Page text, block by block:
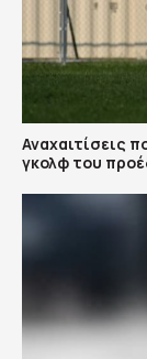
Αναχαιτίσεις
γκολφ του